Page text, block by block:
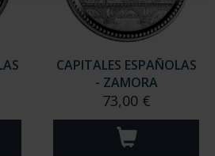
CAPITALES ESPAÑOLAS
- ZAMORA
73,00 €